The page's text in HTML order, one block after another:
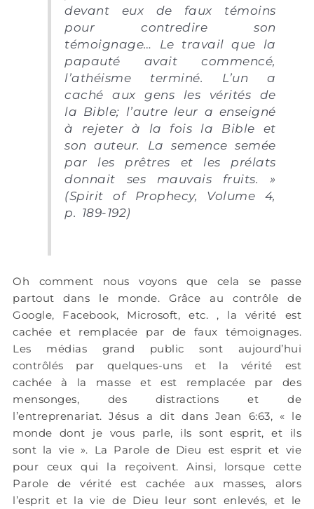
devant eux de faux témoins
pour contredire son
témoignage… Le travail que la
papauté avait commencé,
l’athéisme terminé. L’un a
caché aux gens les vérités de
la Bible; l’autre leur a enseigné
à rejeter à la fois la Bible et
son auteur. La semence semée
par les prêtres et les prélats
donnait ses mauvais fruits. »
(Spirit of Prophecy, Volume 4,
p. 189-192)
Oh comment nous voyons que cela se passe
partout dans le monde. Grâce au contrôle de
Google, Facebook, Microsoft, etc. , la vérité est
cachée et remplacée par de faux témoignages.
Les médias grand public sont aujourd’hui
contrôlés par quelques-uns et la vérité est
cachée à la masse et est remplacée par des
mensonges, des distractions et de
l’entreprenariat. Jésus a dit dans Jean 6:63, « le
monde dont je vous parle, ils sont esprit, et ils
sont la vie ». La Parole de Dieu est esprit et vie
pour ceux qui la reçoivent. Ainsi, lorsque cette
Parole de vérité est cachée aux masses, alors
l’esprit et la vie de Dieu leur sont enlevés, et le